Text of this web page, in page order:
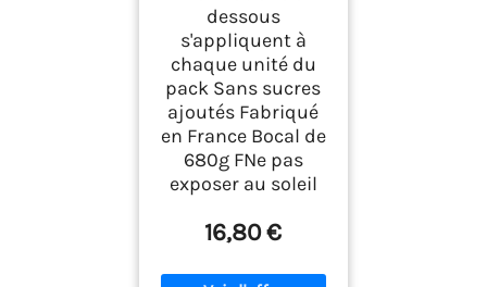
dessous
s'appliquent à
chaque unité du
pack Sans sucres
ajoutés Fabriqué
en France Bocal de
680g FNe pas
exposer au soleil
16,80 €